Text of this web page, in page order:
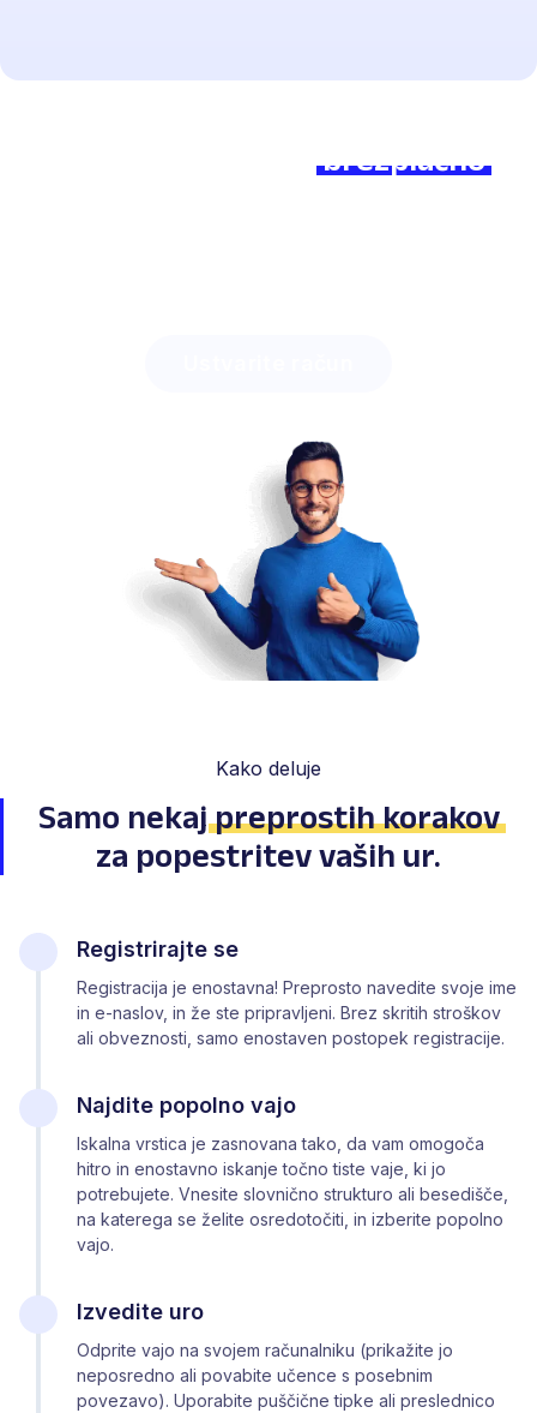
Pridružite se nambrezplačno
Kako deluje
Samo nekajpreprostih korakov
za popestritev vaših ur.
Registrirajte se
Registracija je enostavna! Preprosto navedite svoje ime
in e-naslov, in že ste pripravljeni. Brez skritih stroškov
ali obveznosti, samo enostaven postopek registracije.
Najdite popolno vajo
Iskalna vrstica je zasnovana tako, da vam omogoča
hitro in enostavno iskanje točno tiste vaje, ki jo
potrebujete. Vnesite slovnično strukturo ali besedišče,
na katerega se želite osredotočiti, in izberite popolno
vajo.
Izvedite uro
Odprite vajo na svojem računalniku (prikažite jo
neposredno ali povabite učence s posebnim
povezavo). Uporabite puščične tipke ali preslednico